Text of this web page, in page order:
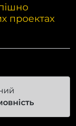
проектах